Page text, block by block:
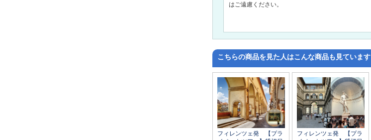
はご遠慮ください。
こちらの商品を見た人はこんな商品も見ています
フィレンツェ発 【プラ
フィレンツェ発 【プラ